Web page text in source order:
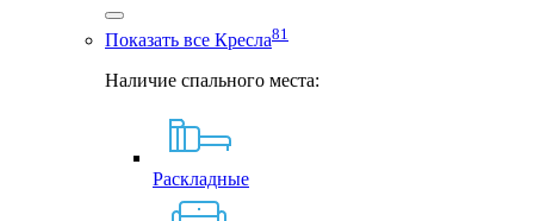
Показать все Кресла81
Наличие спального места:
Раскладные